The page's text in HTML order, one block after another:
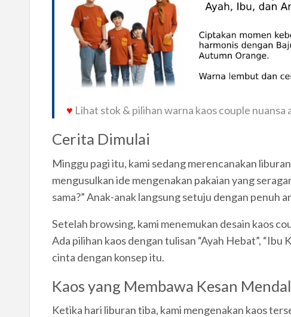
♥ Lihat stok & pilihan warna kaos couple nuansa
Cerita Dimulai
Minggu pagi itu, kami sedang merencanakan
mengusulkan ide mengenakan pakaian yang
sama?” Anak-anak langsung setuju dengan penuh
Setelah browsing, kami menemukan desain kaos
Ada pilihan kaos dengan tulisan “Ayah Hebat”, “Ibu
cinta dengan konsep itu.
Kaos yang Membawa Kesan
Ketika hari liburan tiba, kami mengenakan kaos